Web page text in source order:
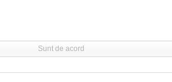
Sunt de acord